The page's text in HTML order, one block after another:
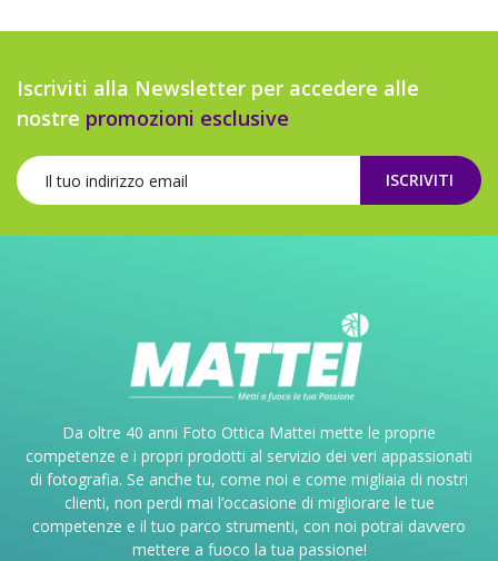
Iscriviti alla Newsletter per accedere alle
nostre promozioni esclusive
ISCRIVITI
Da oltre 40 anni Foto Ottica Mattei mette le proprie
competenze e i propri prodotti al servizio dei veri appassionati
di fotografia. Se anche tu, come noi e come migliaia di nostri
clienti, non perdi mai l’occasione di migliorare le tue
competenze e il tuo parco strumenti, con noi potrai davvero
mettere a fuoco la tua passione!